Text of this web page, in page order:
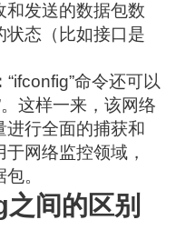
和发送的数据包数
状态（比如接口是
“ifconfig”命令还可以
这样一来，该网络
行全面的捕获和
网络监控领域，
。
间的区别